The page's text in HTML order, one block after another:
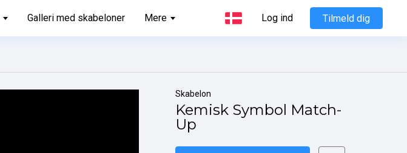
Galleri med skabeloner Mere Log ind Tilmeld dig
Skabelon
Kemisk Symbol Match-
Up